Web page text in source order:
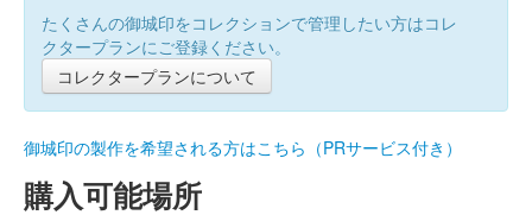
たくさんの御城印をコレクションで管理したい方はコレ
クタープランにご登録ください。
コレクタープランについて
御城印の製作を希望される方はこちら（PRサービス付き）
購入可能場所